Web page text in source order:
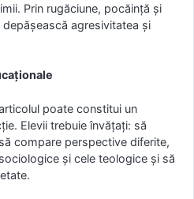
Prin rugăciune, pocăință și
agresivitatea și
poate constitui un
Elevii trebuie învățați: să
compare perspective diferite,
și cele teologice și să